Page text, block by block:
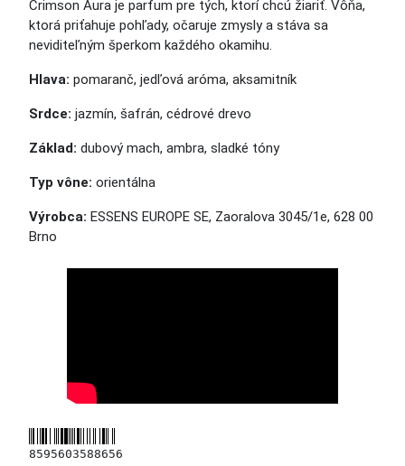
Crimson Aura je parfum pre tých, ktorí chcú žiariť. Vôňa,
ktorá priťahuje pohľady, očaruje zmysly a stáva sa
neviditeľným šperkom každého okamihu.
Hlava: pomaranč, jedľová aróma, aksamitník
Srdce: jazmín, šafrán, cédrové drevo
Základ: dubový mach, ambra, sladké tóny
Typ vône: orientálna
Výrobca: ESSENS EUROPE SE, Zaoralova 3045/1e, 628 00
Brno
8595603588656